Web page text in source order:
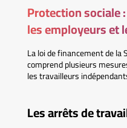
Protection sociale
les employeurs et
La loi de financement de la
comprend plusieurs
les travailleurs
Les arrêts de